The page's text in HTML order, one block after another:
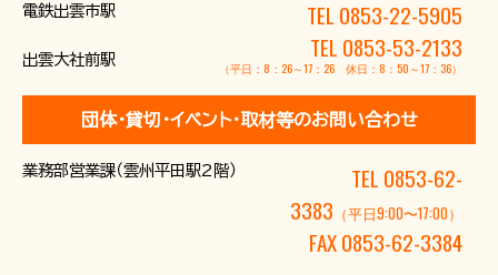
電鉄出雲市駅 TEL 0853-22-5905
出雲大社前駅 TEL 0853-53-2133
（平日：8：26～17：26 休日：8：50～17：36）
団体･貸切･イベント･取材等のお問い合わせ
業務部営業課（雲州平田駅2階）
TEL 0853-62-
3383 （平日9:00〜17:00）
FAX 0853-62-3384